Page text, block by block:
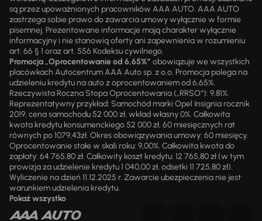
są przez upoważnionych pracowników AAA AUTO. AAA AUTO
zastrzega sobie prawo do zawarcia umowy wyłącznie w formie
pisemnej. Prezentowane informacje mają charakter wyłącznie
informacyjny i nie stanowią oferty ani zapewnienia w rozumieniu
art. 66 § 1 oraz art. 556 Kodeksu cywilnego.
Promocja „Oprocentowanie od 6,65%” obowiązuje we wszystkich
placówkach Autocentrum AAA Auto sp. z o.o. Promocja polega na
udzieleniu kredytu na auto z oprocentowaniem od 6,65%.
Rzeczywista Roczna Stopa Oprocentowania („RRSO“): 9,81%.
Reprezentatywny przykład: Samochód marki Opel Insignia rocznik
2019, cena samochodu 52 000 zł, wkład własny 0%. Całkowita
kwota kredytu konsumenckiego 52 000 zł, 60 miesięcznych rat
równych po 1079,43zł. Okres obowiązywania umowy: 60 miesięcy.
Oprocentowanie stałe w skali roku: 9,00%. Całkowita kwota do
zapłaty: 64 765,80 zł. Całkowity koszt kredytu: 12 765,80 zł (w tym
prowizja za udzielenie kredytu 1 040,00 zł, odsetki 11 725,80 zł).
Wyliczenie na dzień 11.12.2025 r. Zawarcie ubezpieczenia nie jest
warunkiem udzielenia kredytu.
Pokaż wszystko